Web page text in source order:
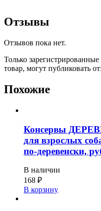
Отзывы
Отзывов пока нет.
Только
товар, могут публиковать
Похожие
Консервы
для взрослых
по-деревенски,
В наличии
168 ₽
В корзину